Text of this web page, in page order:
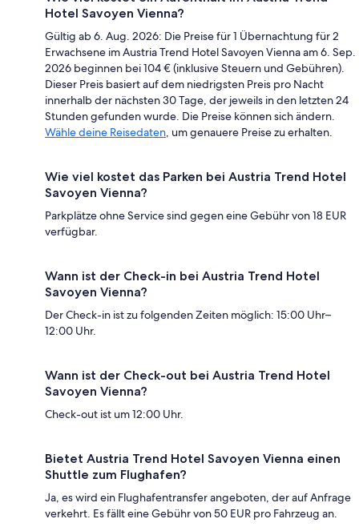
Hotel Savoyen Vienna?
Gültig ab 6. Aug. 2026: Die Preise für 1 Übernachtung für 2
Erwachsene im Austria Trend Hotel Savoyen Vienna am 6. Sep.
2026 beginnen bei 104 € (inklusive Steuern und Gebühren).
Dieser Preis basiert auf dem niedrigsten Preis pro Nacht
innerhalb der nächsten 30 Tage, der jeweils in den letzten 24
Stunden gefunden wurde. Die Preise können sich ändern.
Wähle deine Reisedaten, um genauere Preise zu erhalten.
Wie viel kostet das Parken bei Austria Trend Hotel
Savoyen Vienna?
Parkplätze ohne Service sind gegen eine Gebühr von 18 EUR
verfügbar.
Wann ist der Check-in bei Austria Trend Hotel
Savoyen Vienna?
Der Check-in ist zu folgenden Zeiten möglich: 15:00 Uhr–
12:00 Uhr.
Wann ist der Check-out bei Austria Trend Hotel
Savoyen Vienna?
Check-out ist um 12:00 Uhr.
Bietet Austria Trend Hotel Savoyen Vienna einen
Shuttle zum Flughafen?
Ja, es wird ein Flughafentransfer angeboten, der auf Anfrage
verkehrt. Es fällt eine Gebühr von 50 EUR pro Fahrzeug an.